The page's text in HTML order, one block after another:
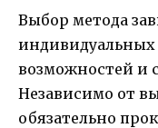
Выбор метода
возможностей и
Независимо от
обязательно